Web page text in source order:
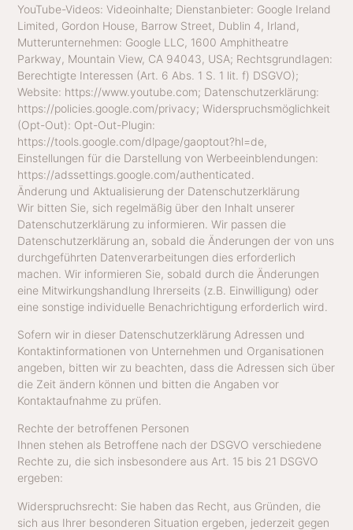
YouTube-Videos: Videoinhalte; Dienstanbieter: Google Ireland
Limited, Gordon House, Barrow Street, Dublin 4, Irland,
Mutterunternehmen: Google LLC, 1600 Amphitheatre
Parkway, Mountain View, CA 94043, USA; Rechtsgrundlagen:
Berechtigte Interessen (Art. 6 Abs. 1 S. 1 lit. f) DSGVO);
Website: https://www.youtube.com; Datenschutzerklärung:
https://policies.google.com/privacy; Widerspruchsmöglichkeit
(Opt-Out): Opt-Out-Plugin:
https://tools.google.com/dlpage/gaoptout?hl=de,
Einstellungen für die Darstellung von Werbeeinblendungen:
https://adssettings.google.com/authenticated.
Änderung und Aktualisierung der Datenschutzerklärung
Wir bitten Sie, sich regelmäßig über den Inhalt unserer
Datenschutzerklärung zu informieren. Wir passen die
Datenschutzerklärung an, sobald die Änderungen der von uns
durchgeführten Datenverarbeitungen dies erforderlich
machen. Wir informieren Sie, sobald durch die Änderungen
eine Mitwirkungshandlung Ihrerseits (z.B. Einwilligung) oder
eine sonstige individuelle Benachrichtigung erforderlich wird.
Sofern wir in dieser Datenschutzerklärung Adressen und
Kontaktinformationen von Unternehmen und Organisationen
angeben, bitten wir zu beachten, dass die Adressen sich über
die Zeit ändern können und bitten die Angaben vor
Kontaktaufnahme zu prüfen.
Rechte der betroffenen Personen
Ihnen stehen als Betroffene nach der DSGVO verschiedene
Rechte zu, die sich insbesondere aus Art. 15 bis 21 DSGVO
ergeben:
Widerspruchsrecht: Sie haben das Recht, aus Gründen, die
sich aus Ihrer besonderen Situation ergeben, jederzeit gegen